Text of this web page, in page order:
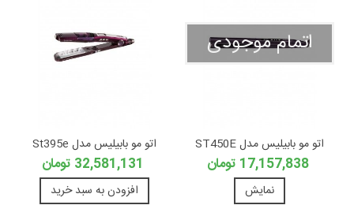
اتمام موجودی
اتو مو بابیلیس مدل ST450E
17,157,838 تومان
نمایش
اتو مو بابیلیس مدل St395e
32,581,131 تومان
افزودن به سبد خرید